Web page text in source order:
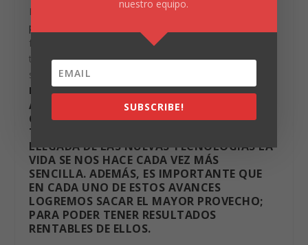
Estos anuncios estarían impulsados por el sistema de
publicidad en linea
funcionará exactamente?, el mismo sera utilizado a
través de la red social deFacebooky al mismo tiempo
se fusiona con los anuncios de las Stories de
Instagram.
AHORA BIEN, LA FORMA EN COMO NOS
COMUNICAMOS HA EVOLUCIONADO A
TRAVÉS DEL TIEMPO; Y HOY EN DÍA CON LA
LLEGADA DE LAS NUEVAS TECNOLOGÍAS LA
VIDA SE NOS HACE CADA VEZ MÁS
SENCILLA. ADEMÁS, ES IMPORTANTE QUE
EN CADA UNO DE ESTOS AVANCES
LOGREMOS SACAR EL MAYOR PROVECHO;
PARA PODER TENER RESULTADOS
RENTABLES DE ELLOS.
nuestro equipo.
SUBSCRIBE!